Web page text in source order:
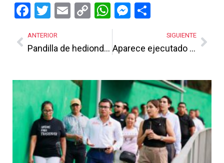
Facebook
Twitter
EmailCopy
Link
WhatsApp
Messenger
ANTERIOR
Pandilla de hediondos asalta autobuses de turismo en la Linares-Victoria
SIGUIENTE
Aparece ejecutado el presunto responsable de matar a mujer y a su bebé
Más Noticias